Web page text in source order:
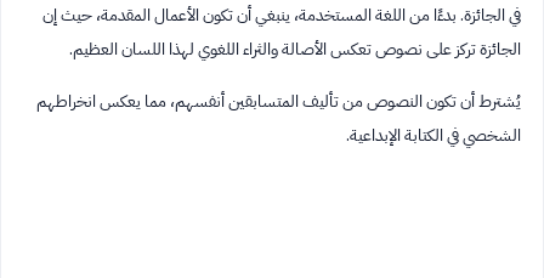
في الجائزة. بدءًا من اللغة المستخدمة، ينبغي أن تكون الأعمال المقدمة، حيث إن
الجائزة تركز على نصوص تعكس الأصالة والثراء اللغوي لهذا اللسان العظيم.
يُشترط أن تكون النصوص من تأليف المتسابقين أنفسهم، مما يعكس انخراطهم
الشخصي في الكتابة الإبداعية.